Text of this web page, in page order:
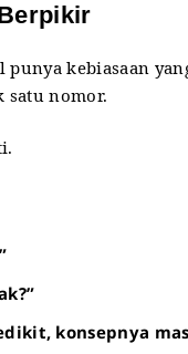
kebiasaan
nomor.
konsepnya